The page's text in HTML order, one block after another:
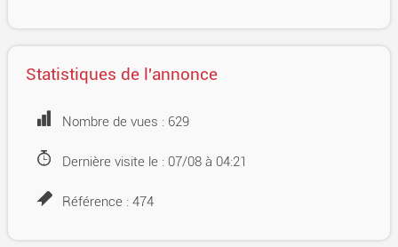
Statistiques de l'annonce
Nombre de vues : 629
Dernière visite le : 07/08 à 04:21
Référence : 474